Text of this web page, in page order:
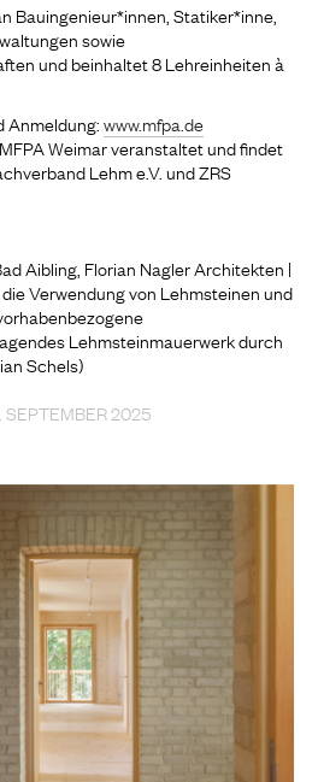
Bauingenieur*innen, Statiker*inne,
sowie
und beinhaltet 8 Lehreinheiten à
Anmeldung:www.mfpa.de
Weimar veranstaltet und findet
Lehm e.V. und ZRS
Aibling, Florian Nagler Architekten |
Verwendung von Lehmsteinen und
Lehmsteinmauerwerk durch
Schels)
2025